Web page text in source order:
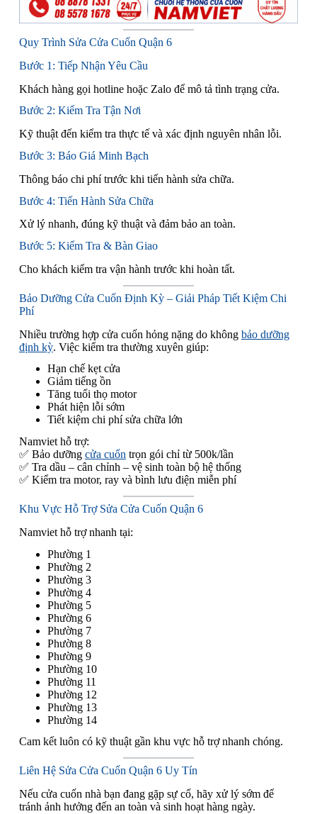
Quy Trình Sửa Cửa Cuốn Quận 6
Bước 1: Tiếp Nhận Yêu Cầu
Khách hàng gọi hotline hoặc Zalo để mô tả tình trạng cửa.
Bước 2: Kiểm Tra Tận Nơi
Kỹ thuật đến kiểm tra thực tế và xác định nguyên nhân lỗi.
Bước 3: Báo Giá Minh Bạch
Thông báo chi phí trước khi tiến hành sửa chữa.
Bước 4: Tiến Hành Sửa Chữa
Xử lý nhanh, đúng kỹ thuật và đảm bảo an toàn.
Bước 5: Kiểm Tra & Bàn Giao
Cho khách kiểm tra vận hành trước khi hoàn tất.
Bảo Dưỡng Cửa Cuốn Định Kỳ – Giải Pháp Tiết Kiệm Chi
Phí
Nhiều trường hợp cửa cuốn hỏng nặng do không bảo dưỡng
định kỳ. Việc kiểm tra thường xuyên giúp:
Hạn chế kẹt cửa
Giảm tiếng ồn
Tăng tuổi thọ motor
Phát hiện lỗi sớm
Tiết kiệm chi phí sửa chữa lớn
Namviet hỗ trợ:
✅ Bảo dưỡng cửa cuốn trọn gói chỉ từ 500k/lần
✅ Tra dầu – cân chỉnh – vệ sinh toàn bộ hệ thống
✅ Kiểm tra motor, ray và bình lưu điện miễn phí
Khu Vực Hỗ Trợ Sửa Cửa Cuốn Quận 6
Namviet hỗ trợ nhanh tại:
Phường 1
Phường 2
Phường 3
Phường 4
Phường 5
Phường 6
Phường 7
Phường 8
Phường 9
Phường 10
Phường 11
Phường 12
Phường 13
Phường 14
Cam kết luôn có kỹ thuật gần khu vực hỗ trợ nhanh chóng.
Liên Hệ Sửa Cửa Cuốn Quận 6 Uy Tín
Nếu cửa cuốn nhà bạn đang gặp sự cố, hãy xử lý sớm để
tránh ảnh hưởng đến an toàn và sinh hoạt hàng ngày.